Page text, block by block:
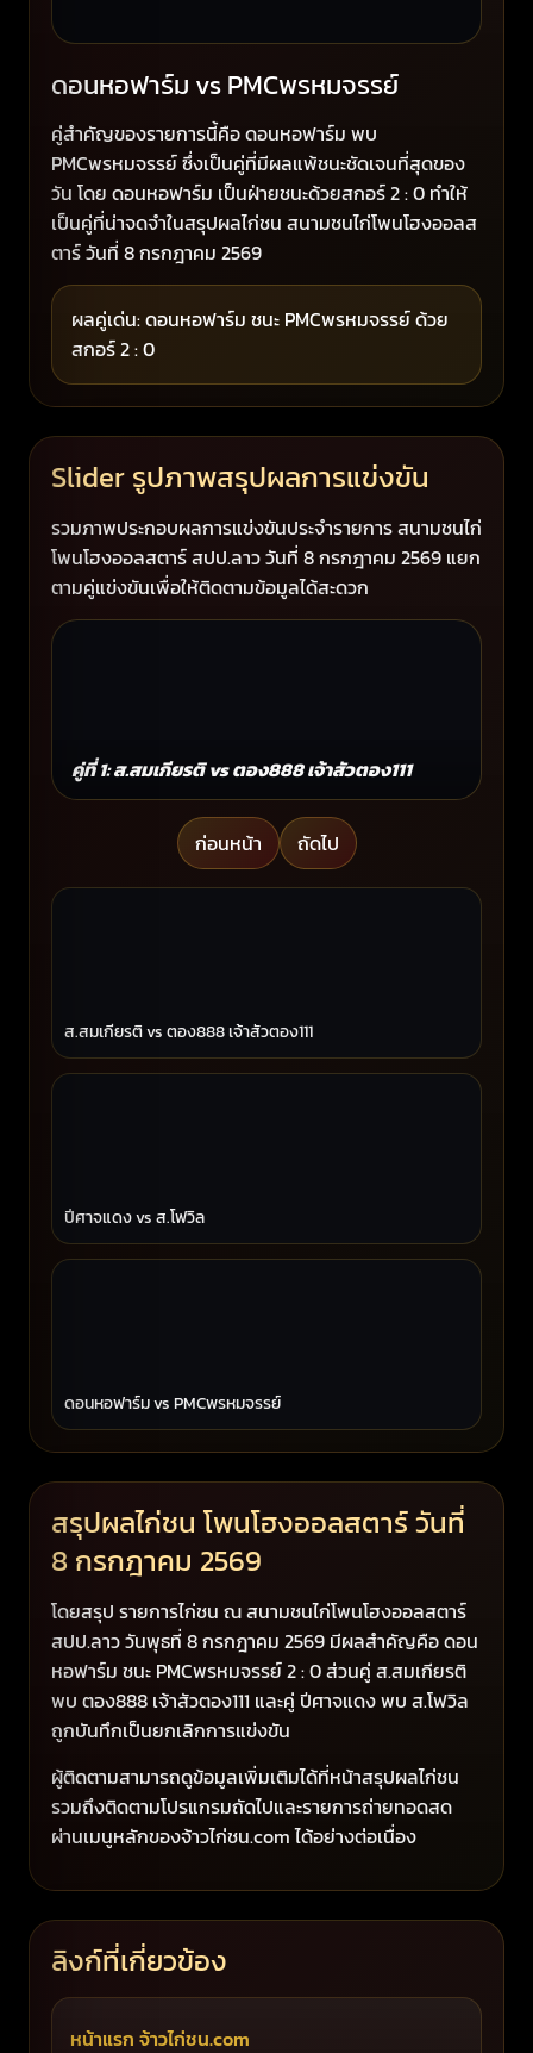
ดอนหอฟาร์ม vs PMCพรหมจรรย์
คู่สำคัญของรายการนี้คือ ดอนหอฟาร์ม พบ
PMCพรหมจรรย์ ซึ่งเป็นคู่ที่มีผลแพ้ชนะชัดเจนที่สุดของ
วัน โดย ดอนหอฟาร์ม เป็นฝ่ายชนะด้วยสกอร์ 2 : 0 ทำให้
เป็นคู่ที่น่าจดจำในสรุปผลไก่ชน สนามชนไก่โพนโฮงออลส
ตาร์ วันที่ 8 กรกฎาคม 2569
ผลคู่เด่น: ดอนหอฟาร์ม ชนะ PMCพรหมจรรย์ ด้วย
สกอร์ 2 : 0
Slider รูปภาพสรุปผลการแข่งขัน
รวมภาพประกอบผลการแข่งขันประจำรายการ สนามชนไก่
โพนโฮงออลสตาร์ สปป.ลาว วันที่ 8 กรกฎาคม 2569 แยก
ตามคู่แข่งขันเพื่อให้ติดตามข้อมูลได้สะดวก
คู่ที่ 1: ส.สมเกียรติ vs ตอง888 เจ้าสัวตอง111
ก่อนหน้า ถัดไป
ส.สมเกียรติ vs ตอง888 เจ้าสัวตอง111
ปีศาจแดง vs ส.โฟวิล
ดอนหอฟาร์ม vs PMCพรหมจรรย์
สรุปผลไก่ชน โพนโฮงออลสตาร์ วันที่
8 กรกฎาคม 2569
โดยสรุป รายการไก่ชน ณ สนามชนไก่โพนโฮงออลสตาร์
สปป.ลาว วันพุธที่ 8 กรกฎาคม 2569 มีผลสำคัญคือ ดอน
หอฟาร์ม ชนะ PMCพรหมจรรย์ 2 : 0 ส่วนคู่ ส.สมเกียรติ
พบ ตอง888 เจ้าสัวตอง111 และคู่ ปีศาจแดง พบ ส.โฟวิล
ถูกบันทึกเป็นยกเลิกการแข่งขัน
ผู้ติดตามสามารถดูข้อมูลเพิ่มเติมได้ที่หน้าสรุปผลไก่ชน
รวมถึงติดตามโปรแกรมถัดไปและรายการถ่ายทอดสด
ผ่านเมนูหลักของจ้าวไก่ชน.com ได้อย่างต่อเนื่อง
ลิงก์ที่เกี่ยวข้อง
หน้าแรก จ้าวไก่ชน.com